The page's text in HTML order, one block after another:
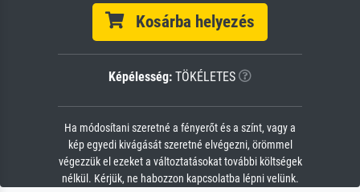
Kosárba helyezés
Képélesség: TÖKÉLETES
Ha módosítani szeretné a fényerőt és a színt, vagy a
kép egyedi kivágását szeretné elvégezni, örömmel
végezzük el ezeket a változtatásokat további költségek
nélkül. Kérjük, ne habozzon kapcsolatba lépni velünk.